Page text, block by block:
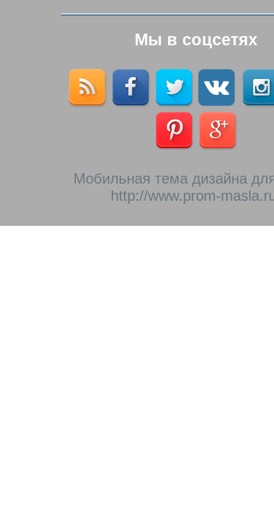
Мы в соцсетях
Мобильная тема дизайна
http://www.prom-